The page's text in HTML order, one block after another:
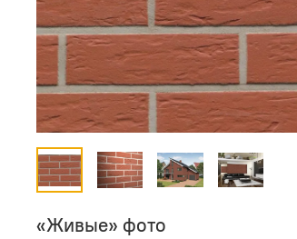
«Живые» фото